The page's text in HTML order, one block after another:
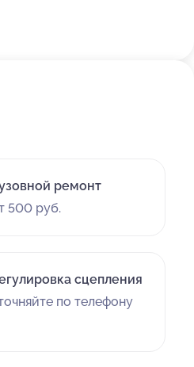
ремонт
500 руб.
сцепления
по телефону